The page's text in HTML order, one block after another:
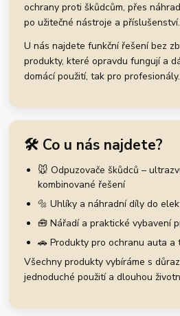
ochrany proti škůdcům, přes
po užitečné nástroje a příslušenství.
U nás najdete funkční řešení bez
produkty, které opravdu fungují a
domácí použití, tak pro profesionály.
🛠️ Co u nás najdete?
🐭 Odpuzovače škůdců –
kombinované řešení
🔩 Uhlíky a náhradní díly do
🧰 Nářadí a praktické vybavení
🚗 Produkty pro ochranu auta a
Všechny produkty vybíráme s
jednoduché použití a dlouhou